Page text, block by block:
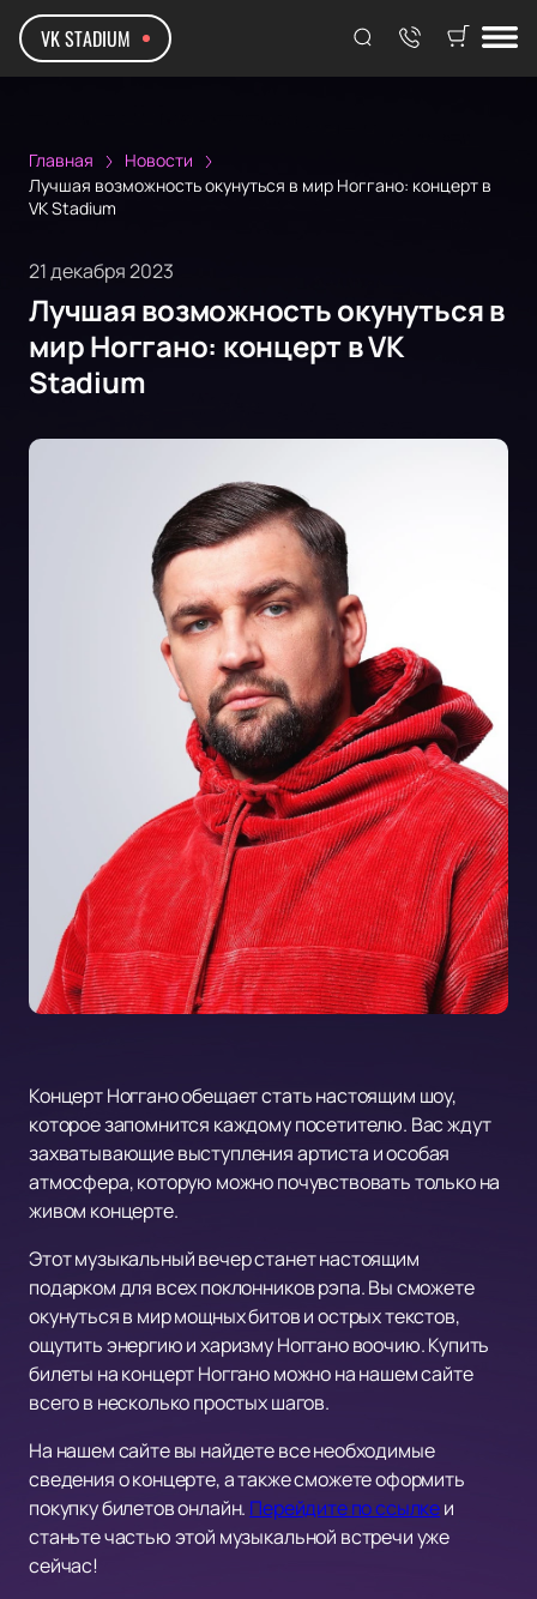
VK STADIUM
Главная
Новости
Лучшая возможность окунуться в мир Ноггано: концерт в
VK Stadium
21 декабря 2023
Лучшая возможность окунуться в
мир Ноггано: концерт в VK
Stadium
Концерт Ноггано обещает стать настоящим шоу,
которое запомнится каждому посетителю. Вас ждут
захватывающие выступления артиста и особая
атмосфера, которую можно почувствовать только на
живом концерте.
Этот музыкальный вечер станет настоящим
подарком для всех поклонников рэпа. Вы сможете
окунуться в мир мощных битов и острых текстов,
ощутить энергию и харизму Ноггано воочию. Купить
билеты на концерт Ноггано можно на нашем сайте
всего в несколько простых шагов.
На нашем сайте вы найдете все необходимые
сведения о концерте, а также сможете оформить
покупку билетов онлайн. Перейдите по ссылкеи
станьте частью этой музыкальной встречи уже
сейчас!